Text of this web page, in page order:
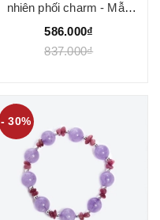
nhiên phối charm - Mẫu
VC0850 - Ngọc Quý
586.000₫
837.000₫
- 30%